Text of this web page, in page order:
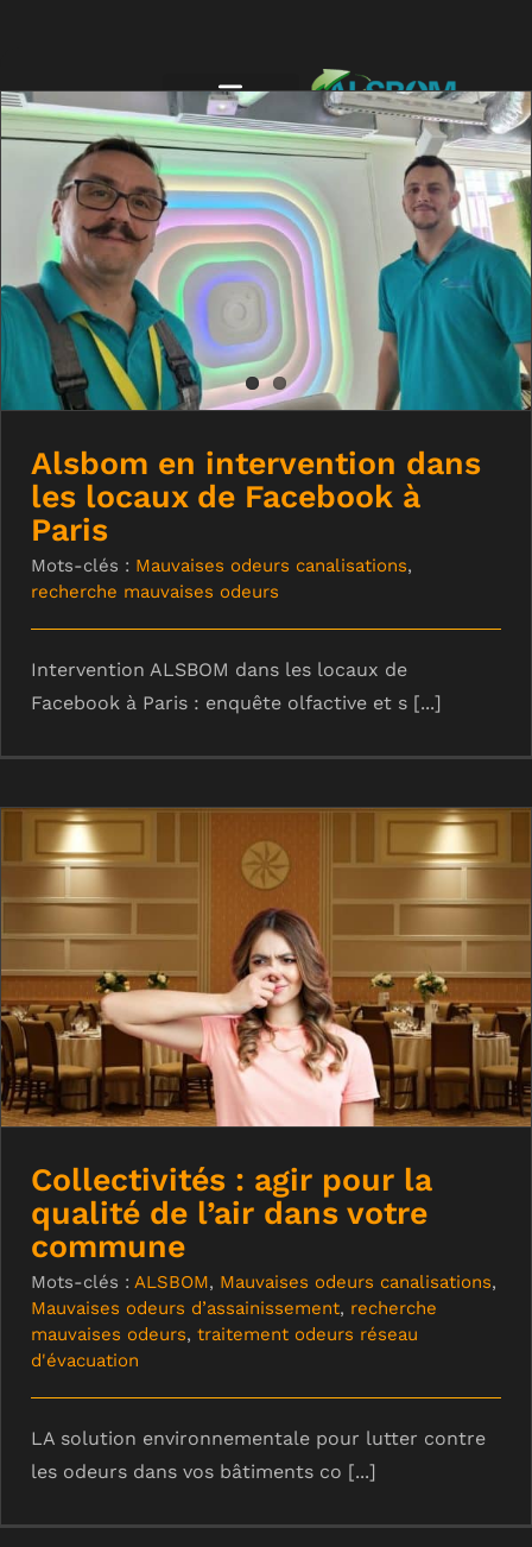
Alsbom en intervention dans les
locaux de Facebook à Paris
Alsbom en intervention dans
les locaux de Facebook à
Paris
Mots-clés : Mauvaises odeurs canalisations,
recherche mauvaises odeurs
Intervention ALSBOM dans les locaux de
Facebook à Paris : enquête olfactive et s [...]
Collectivités : agir pour la qualité de
l’air dans votre commune
Collectivités : agir pour la
qualité de l’air dans votre
commune
Mots-clés : ALSBOM, Mauvaises odeurs canalisations,
Mauvaises odeurs d’assainissement, recherche
mauvaises odeurs, traitement odeurs réseau
d'évacuation
LA solution environnementale pour lutter contre
les odeurs dans vos bâtiments co [...]